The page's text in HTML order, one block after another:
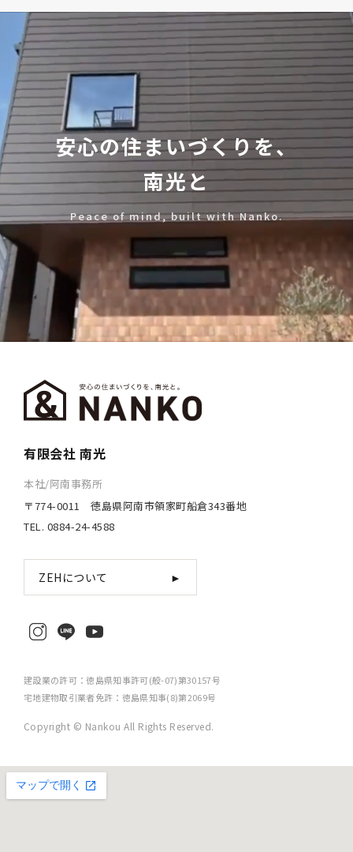
安心の住まいづくりを、
南光と
Peace of mind, built with Nanko.
有限会社 南光
本社/阿南事務所
〒774-0011 徳島県阿南市領家町船倉343番地
TEL. 0884-24-4588
ZEHについて ►
建設業の許可：徳島県知事許可(般-07)第30157号
宅地建物取引業者免許：徳島県知事(8)第2069号
Copyright © Nankou All Rights Reserved.